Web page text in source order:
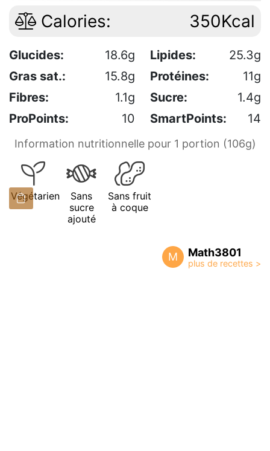
Calories: 350Kcal
Glucides: 18.6g Lipides:
25.3g
Gras sat.:
15.8g Protéines:
11g
Fibres:
1.1g Sucre:
1.4g
ProPoints:
10 SmartPoints: 14
Information nutritionnelle pour 1 portion (106g)
Végétarien
Sans
sucre
ajouté
Sans fruit
à coque
M Math3801